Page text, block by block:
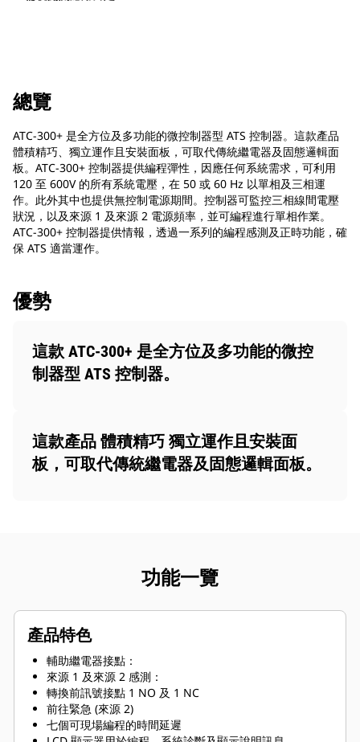
總覽
ATC-300+ 是全方位及多功能的微控制器型 ATS 控制器。這款產品
體積精巧、獨立運作且安裝面板，可取代傳統繼電器及固態邏輯面
板。ATC-300+ 控制器提供編程彈性，因應任何系統需求，可利用
120 至 600V 的所有系統電壓，在 50 或 60 Hz 以單相及三相運
作。此外其中也提供無控制電源期間。控制器可監控三相線間電壓
狀況，以及來源 1 及來源 2 電源頻率，並可編程進行單相作業。
ATC-300+ 控制器提供情報，透過一系列的編程感測及正時功能，確
保 ATS 適當運作。
優勢
這款 ATC-300+ 是全方位及多功能的微控
制器型 ATS 控制器。
這款產品 體積精巧 獨立運作且安裝面
板，可取代傳統繼電器及固態邏輯面板。
功能一覽
產品特色
輔助繼電器接點：
來源 1 及來源 2 感測：
轉換前訊號接點 1 NO 及 1 NC
前往緊急 (來源 2)
七個可現場編程的時間延遲